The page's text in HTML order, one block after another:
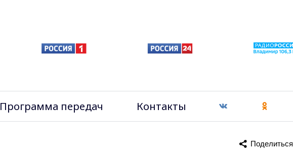
Программа передач Контакты
Поделиться